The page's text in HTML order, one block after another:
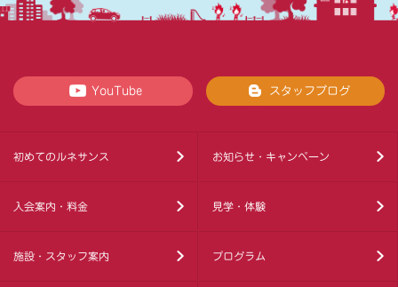
YouTube スタッフブログ
初めてのルネサンス お知らせ・キャンペーン
入会案内・料金 見学・体験
施設・スタッフ案内 プログラム